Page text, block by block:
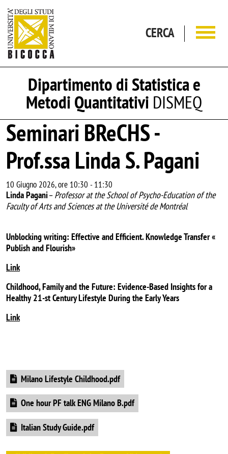
CERCA
Dipartimento di Statistica e
Metodi Quantitativi DISMEQ
Seminari BReCHS -
Prof.ssa Linda S. Pagani
10 Giugno 2026, ore 10:30 -11:30
Linda Pagani– Professor at the School of Psycho-Education of the
Faculty of Arts and Sciences at the Université de Montréal
Unblocking writing: Effective and Efficient. Knowledge Transfer «
Publish and Flourish»
Link
Childhood, Family and the Future: Evidence‑Based Insights for a
Healthy 21-st Century Lifestyle During the Early Years
Link
DocumentMilano Lifestyle Childhood.pdf
DocumentOne hour PF talk ENG Milano B.pdf
Document
Italian Study Guide.pdf